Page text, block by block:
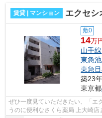
賃貸 | マンション エクセシ
敷0
14万
山手線
東急
東急
築23
東京都
ぜひ一度見ていただきたい、「エ
うのに便利なさくら薬局 上大崎店